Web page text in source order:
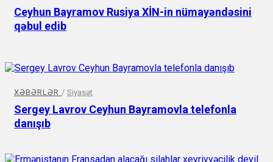
Ceyhun Bayramov Rusiya XİN-in nümayəndəsini
qəbul edib
XƏBƏRLƏR / Siyasət
Sergey Lavrov Ceyhun Bayramovla telefonla
danışıb